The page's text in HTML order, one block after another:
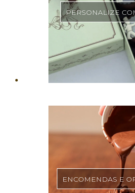
PERSONALIZE
ENCOMENDAS E